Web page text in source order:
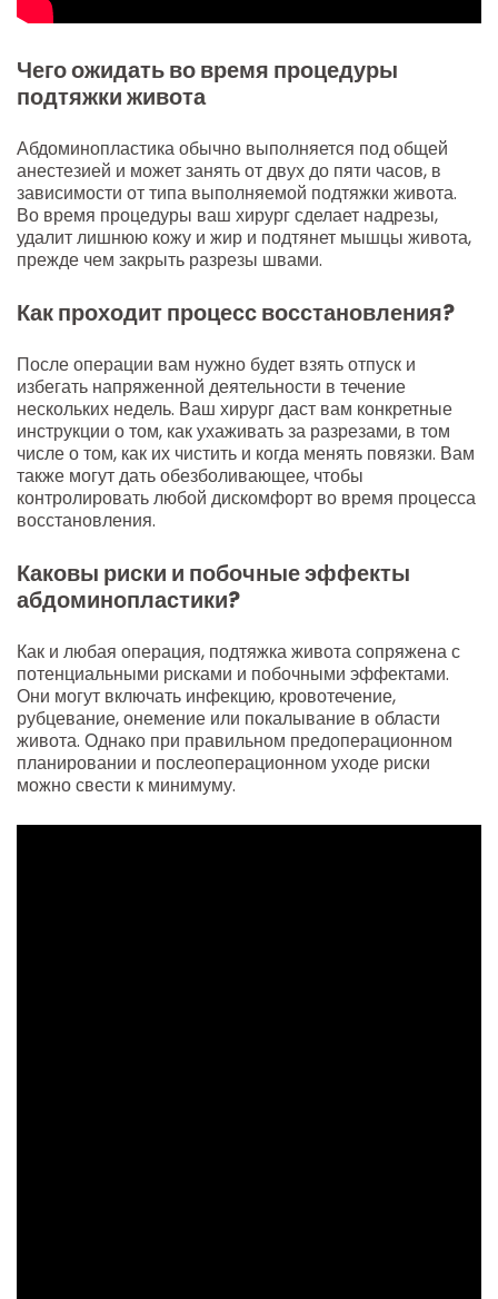
Чего ожидать во время процедуры
подтяжки живота
Абдоминопластика обычно выполняется под общей
анестезией и может занять от двух до пяти часов, в
зависимости от типа выполняемой подтяжки живота.
Во время процедуры ваш хирург сделает надрезы,
удалит лишнюю кожу и жир и подтянет мышцы живота,
прежде чем закрыть разрезы швами.
Как проходит процесс восстановления?
После операции вам нужно будет взять отпуск и
избегать напряженной деятельности в течение
нескольких недель. Ваш хирург даст вам конкретные
инструкции о том, как ухаживать за разрезами, в том
числе о том, как их чистить и когда менять повязки. Вам
также могут дать обезболивающее, чтобы
контролировать любой дискомфорт во время процесса
восстановления.
Каковы риски и побочные эффекты
абдоминопластики?
Как и любая операция, подтяжка живота сопряжена с
потенциальными рисками и побочными эффектами.
Они могут включать инфекцию, кровотечение,
рубцевание, онемение или покалывание в области
живота. Однако при правильном предоперационном
планировании и послеоперационном уходе риски
можно свести к минимуму.